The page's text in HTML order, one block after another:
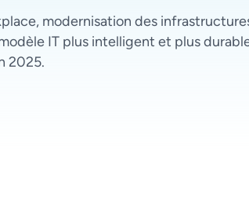
modernisation des
IT plus intelligent et plus
2025.